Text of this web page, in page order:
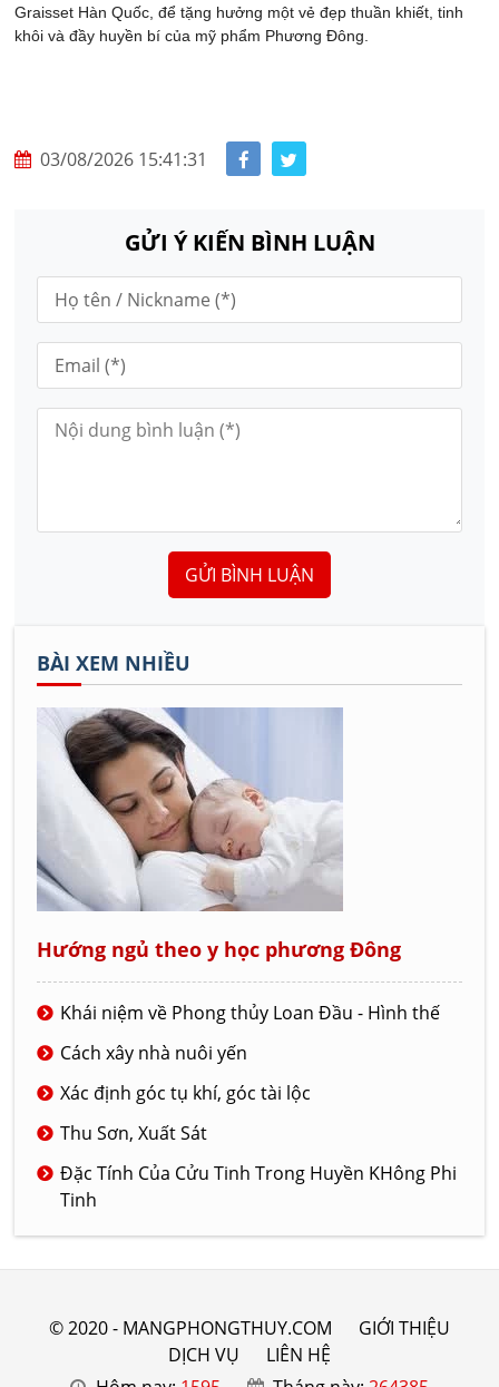
Graisset Hàn Quốc, để tặng hưởng một vẻ đẹp thuần khiết, tinh
khôi và đầy huyền bí của mỹ phẩm Phương Đông.
03/08/2026 15:41:31
GỬI Ý KIẾN BÌNH LUẬN
GỬI BÌNH LUẬN
BÀI XEM NHIỀU
Hướng ngủ theo y học phương Đông
Khái niệm về Phong thủy Loan Đầu - Hình thế
Cách xây nhà nuôi yến
Xác định góc tụ khí, góc tài lộc
Thu Sơn, Xuất Sát
Đặc Tính Của Cửu Tinh Trong Huyền KHông Phi
Tinh
© 2020 - MANGPHONGTHUY.COM
GIỚI THIỆU
DỊCH VỤ
LIÊN HỆ